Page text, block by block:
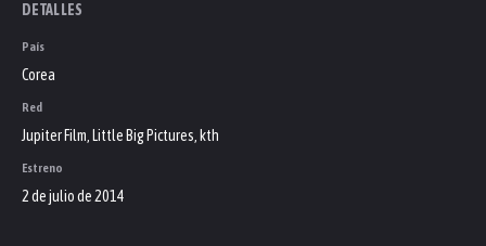
DETALLES
País
Corea
Red
Jupiter Film, Little Big Pictures, kth
Estreno
2 de julio de 2014